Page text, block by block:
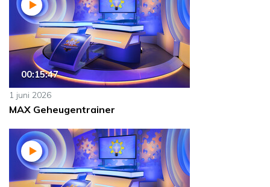
00:15:47
1 juni 2026
MAX Geheugentrainer